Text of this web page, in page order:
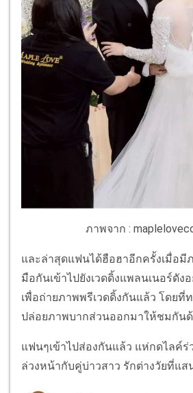
ภาพจาก :
และล่าสุดแฟนได้ฮือฮาอีกครั้งเมื่อมี
มือกันเข้าไปยังเวดดิ้งแพลนเนอร์ดังอ
เพื่อถ่ายภาพพรีเวดดิ้งกันแล้ว โดยที่
ปล่อยภาพบากส่วนออกมาให้ชมกัน
แฟนๆเข้าไปส่องกันแล้ว แห่กดไลค์
ล่วงหน้ากับคู่บ่าวสาว รักต่างวัยที่แส